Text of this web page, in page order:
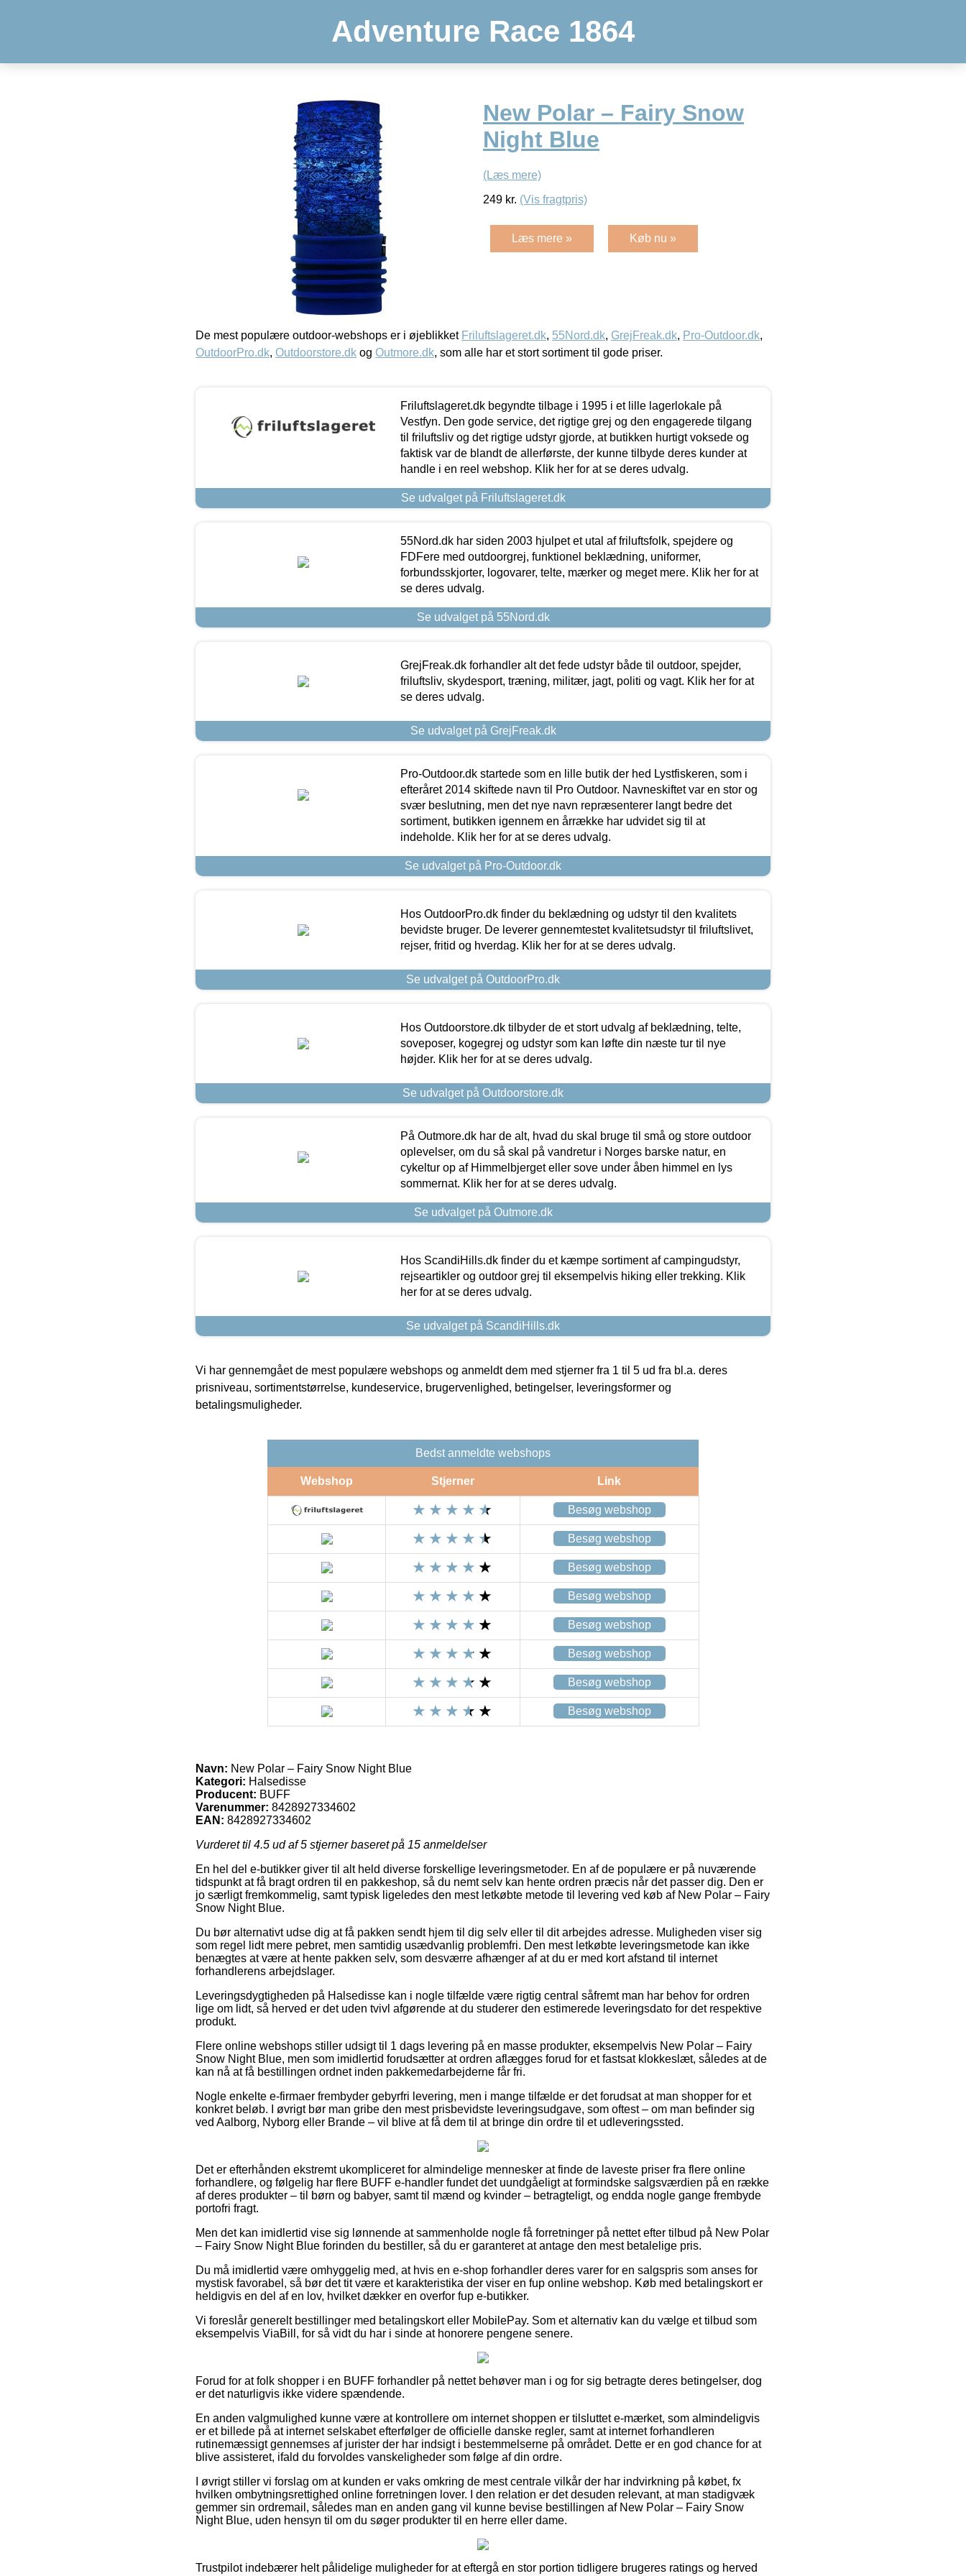
Adventure Race 1864
New Polar – Fairy Snow
Night Blue
(Læs mere)
249 kr. (Vis fragtpris)
Læs mere » Køb nu »
De mest populære outdoor-webshops er i øjeblikket Friluftslageret.dk, 55Nord.dk, GrejFreak.dk, Pro-Outdoor.dk,
OutdoorPro.dk, Outdoorstore.dk og Outmore.dk, som alle har et stort sortiment til gode priser.
Friluftslageret.dk begyndte tilbage i 1995 i et lille lagerlokale på
Vestfyn. Den gode service, det rigtige grej og den engagerede tilgang
til friluftsliv og det rigtige udstyr gjorde, at butikken hurtigt voksede og
faktisk var de blandt de allerførste, der kunne tilbyde deres kunder at
handle i en reel webshop. Klik her for at se deres udvalg.
Se udvalget på Friluftslageret.dk
55Nord.dk har siden 2003 hjulpet et utal af friluftsfolk, spejdere og
FDFere med outdoorgrej, funktionel beklædning, uniformer,
forbundsskjorter, logovarer, telte, mærker og meget mere. Klik her for at
se deres udvalg.
Se udvalget på 55Nord.dk
GrejFreak.dk forhandler alt det fede udstyr både til outdoor, spejder,
friluftsliv, skydesport, træning, militær, jagt, politi og vagt. Klik her for at
se deres udvalg.
Se udvalget på GrejFreak.dk
Pro-Outdoor.dk startede som en lille butik der hed Lystfiskeren, som i
efteråret 2014 skiftede navn til Pro Outdoor. Navneskiftet var en stor og
svær beslutning, men det nye navn repræsenterer langt bedre det
sortiment, butikken igennem en årrække har udvidet sig til at
indeholde. Klik her for at se deres udvalg.
Se udvalget på Pro-Outdoor.dk
Hos OutdoorPro.dk finder du beklædning og udstyr til den kvalitets
bevidste bruger. De leverer gennemtestet kvalitetsudstyr til friluftslivet,
rejser, fritid og hverdag. Klik her for at se deres udvalg.
Se udvalget på OutdoorPro.dk
Hos Outdoorstore.dk tilbyder de et stort udvalg af beklædning, telte,
soveposer, kogegrej og udstyr som kan løfte din næste tur til nye
højder. Klik her for at se deres udvalg.
Se udvalget på Outdoorstore.dk
På Outmore.dk har de alt, hvad du skal bruge til små og store outdoor
oplevelser, om du så skal på vandretur i Norges barske natur, en
cykeltur op af Himmelbjerget eller sove under åben himmel en lys
sommernat. Klik her for at se deres udvalg.
Se udvalget på Outmore.dk
Hos ScandiHills.dk finder du et kæmpe sortiment af campingudstyr,
rejseartikler og outdoor grej til eksempelvis hiking eller trekking. Klik
her for at se deres udvalg.
Se udvalget på ScandiHills.dk
Vi har gennemgået de mest populære webshops og anmeldt dem med stjerner fra 1 til 5 ud fra bl.a. deres
prisniveau, sortimentstørrelse, kundeservice, brugervenlighed, betingelser, leveringsformer og
betalingsmuligheder.
Bedst anmeldte webshops
Webshop Stjerner Link
Besøg webshop
Besøg webshop
Besøg webshop
Besøg webshop
Besøg webshop
Besøg webshop
Besøg webshop
Besøg webshop
Navn: New Polar – Fairy Snow Night Blue
Kategori: Halsedisse
Producent: BUFF
Varenummer: 8428927334602
EAN: 8428927334602
Vurderet til 4.5 ud af 5 stjerner baseret på 15 anmeldelser
En hel del e-butikker giver til alt held diverse forskellige leveringsmetoder. En af de populære er på nuværende
tidspunkt at få bragt ordren til en pakkeshop, så du nemt selv kan hente ordren præcis når det passer dig. Den er
jo særligt fremkommelig, samt typisk ligeledes den mest letkøbte metode til levering ved køb af New Polar – Fairy
Snow Night Blue.
Du bør alternativt udse dig at få pakken sendt hjem til dig selv eller til dit arbejdes adresse. Muligheden viser sig
som regel lidt mere pebret, men samtidig usædvanlig problemfri. Den mest letkøbte leveringsmetode kan ikke
benægtes at være at hente pakken selv, som desværre afhænger af at du er med kort afstand til internet
forhandlerens arbejdslager.
Leveringsdygtigheden på Halsedisse kan i nogle tilfælde være rigtig central såfremt man har behov for ordren
lige om lidt, så herved er det uden tvivl afgørende at du studerer den estimerede leveringsdato for det respektive
produkt.
Flere online webshops stiller udsigt til 1 dags levering på en masse produkter, eksempelvis New Polar – Fairy
Snow Night Blue, men som imidlertid forudsætter at ordren aflægges forud for et fastsat klokkeslæt, således at de
kan nå at få bestillingen ordnet inden pakkemedarbejderne får fri.
Nogle enkelte e-firmaer frembyder gebyrfri levering, men i mange tilfælde er det forudsat at man shopper for et
konkret beløb. I øvrigt bør man gribe den mest prisbevidste leveringsudgave, som oftest – om man befinder sig
ved Aalborg, Nyborg eller Brande – vil blive at få dem til at bringe din ordre til et udleveringssted.
Det er efterhånden ekstremt ukompliceret for almindelige mennesker at finde de laveste priser fra flere online
forhandlere, og følgelig har flere BUFF e-handler fundet det uundgåeligt at formindske salgsværdien på en række
af deres produkter – til børn og babyer, samt til mænd og kvinder – betragteligt, og endda nogle gange frembyde
portofri fragt.
Men det kan imidlertid vise sig lønnende at sammenholde nogle få forretninger på nettet efter tilbud på New Polar
– Fairy Snow Night Blue forinden du bestiller, så du er garanteret at antage den mest betalelige pris.
Du må imidlertid være omhyggelig med, at hvis en e-shop forhandler deres varer for en salgspris som anses for
mystisk favorabel, så bør det tit være et karakteristika der viser en fup online webshop. Køb med betalingskort er
heldigvis en del af en lov, hvilket dækker en overfor fup e-butikker.
Vi foreslår generelt bestillinger med betalingskort eller MobilePay. Som et alternativ kan du vælge et tilbud som
eksempelvis ViaBill, for så vidt du har i sinde at honorere pengene senere.
Forud for at folk shopper i en BUFF forhandler på nettet behøver man i og for sig betragte deres betingelser, dog
er det naturligvis ikke videre spændende.
En anden valgmulighed kunne være at kontrollere om internet shoppen er tilsluttet e-mærket, som almindeligvis
er et billede på at internet selskabet efterfølger de officielle danske regler, samt at internet forhandleren
rutinemæssigt gennemses af jurister der har indsigt i bestemmelserne på området. Dette er en god chance for at
blive assisteret, ifald du forvoldes vanskeligheder som følge af din ordre.
I øvrigt stiller vi forslag om at kunden er vaks omkring de mest centrale vilkår der har indvirkning på købet, fx
hvilken ombytningsrettighed online forretningen lover. I den relation er det desuden relevant, at man stadigvæk
gemmer sin ordremail, således man en anden gang vil kunne bevise bestillingen af New Polar – Fairy Snow
Night Blue, uden hensyn til om du søger produkter til en herre eller dame.
Trustpilot indebærer helt pålidelige muligheder for at eftergå en stor portion tidligere brugeres ratings og herved